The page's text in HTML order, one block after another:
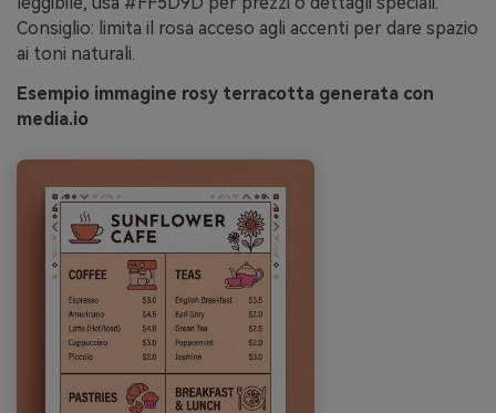
Consiglio: limita il rosa acceso agli accenti per dare spazio
ai toni naturali.
Esempio immagine rosy terracotta generata con
media.io